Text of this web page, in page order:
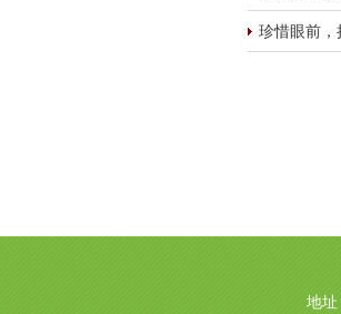
珍惜眼前，
地址